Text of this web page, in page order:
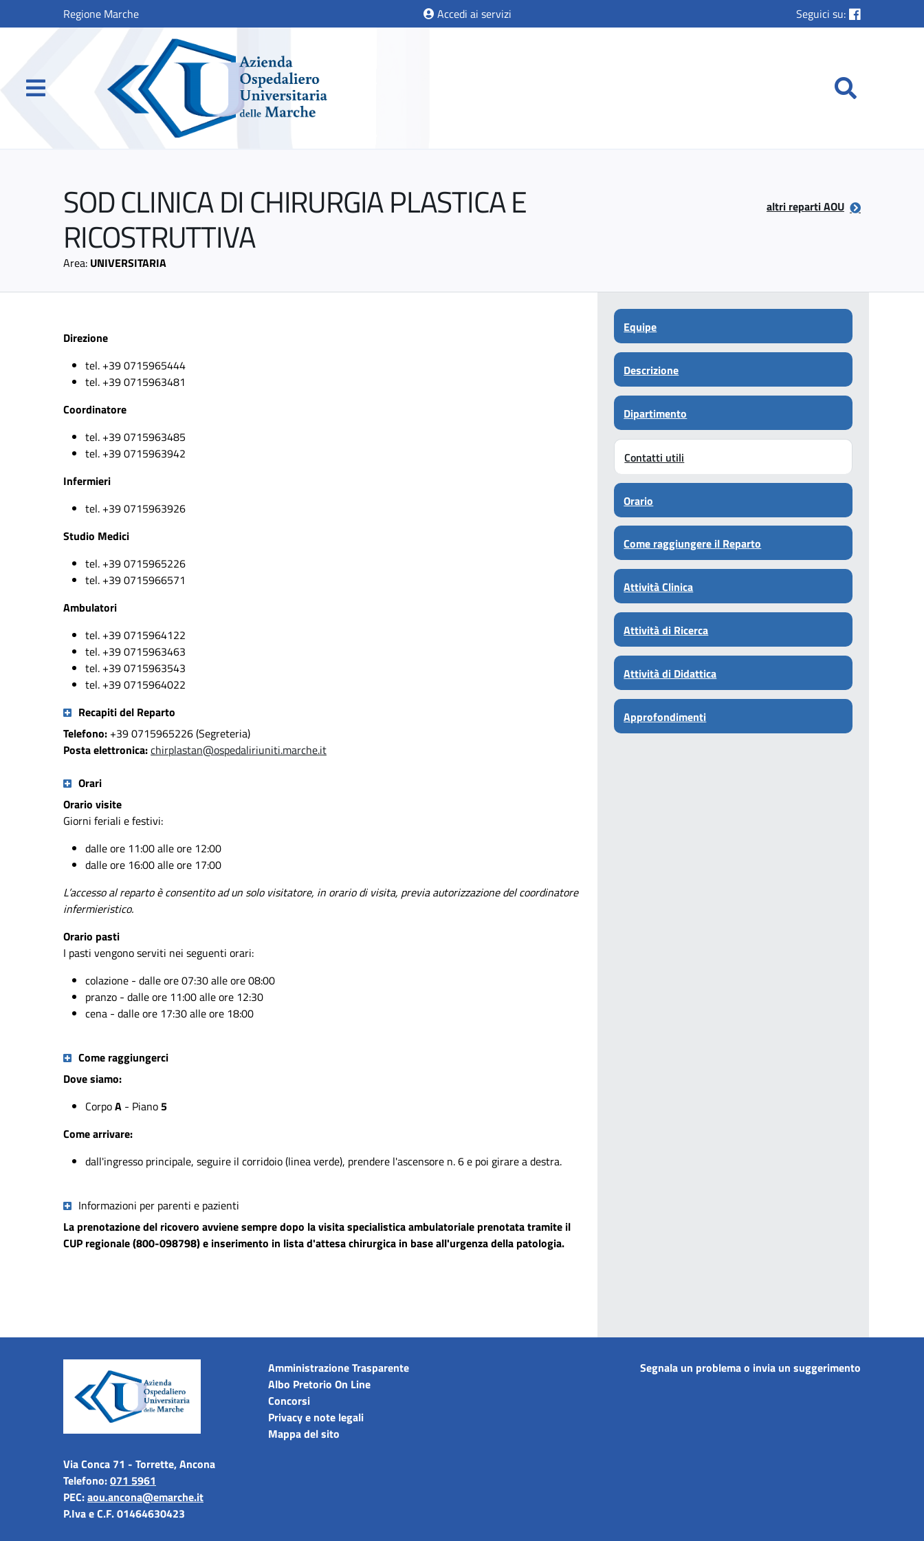
Regione Marche Accedi ai servizi Seguici su:
SOD CLINICA DI CHIRURGIA PLASTICA E
RICOSTRUTTIVA
Area: UNIVERSITARIA
altri reparti AOU
Direzione
tel. +39 0715965444
tel. +39 0715963481
Coordinatore
tel. +39 0715963485
tel. +39 0715963942
Infermieri
tel. +39 0715963926
Studio Medici
tel. +39 0715965226
tel. +39 0715966571
Ambulatori
tel. +39 0715964122
tel. +39 0715963463
tel. +39 0715963543
tel. +39 0715964022
Recapiti del Reparto
Telefono: +39 0715965226 (Segreteria)
Posta elettronica:chirplastan@ospedaliriuniti.marche.it
Orari
Orario visite
Giorni feriali e festivi:
dalle ore 11:00 alle ore 12:00
dalle ore 16:00 alle ore 17:00
L’accesso al reparto è consentito ad un solo visitatore, in orario di visita, previa autorizzazione del coordinatore
infermieristico.
Orario pasti
I pasti vengono serviti nei seguenti orari:
colazione - dalle ore 07:30 alle ore 08:00
pranzo - dalle ore 11:00 alle ore 12:30
cena - dalle ore 17:30 alle ore 18:00
Come raggiungerci
Dove siamo:
CorpoA - Piano5
Come arrivare:
dall'ingresso principale, seguire il corridoio (linea verde), prendere l'ascensore n. 6 e poi girare a destra.
Informazioni per parenti e pazienti
La prenotazione del ricovero avviene sempre dopo la visita specialistica ambulatoriale prenotata tramite il
CUP regionale (800-098798) e inserimento in lista d'attesa chirurgica in base all'urgenza della patologia.
Equipe
Descrizione
Dipartimento
Contatti utili
Orario
Come raggiungere il Reparto
Attività Clinica
Attività di Ricerca
Attività di Didattica
Approfondimenti
Via Conca 71 - Torrette, Ancona
Telefono:071 5961
PEC:aou.ancona@emarche.it
P.Iva e C.F. 01464630423
Amministrazione Trasparente
Albo Pretorio On Line
Concorsi
Privacy e note legali
Mappa del sito
Segnala un problema o invia un suggerimento